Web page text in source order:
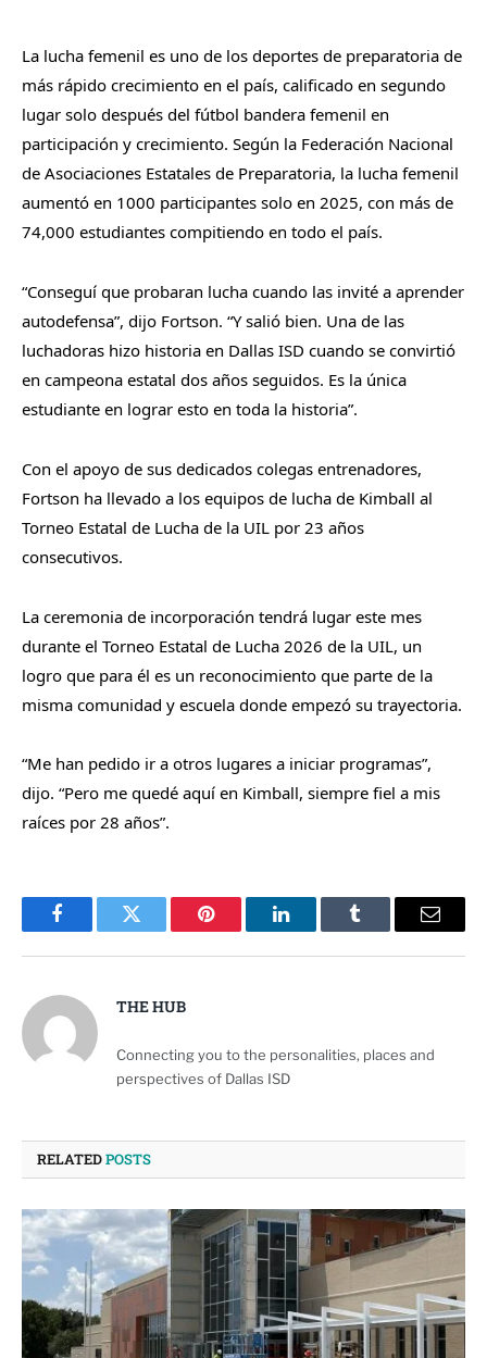
La lucha femenil es uno de los deportes de preparatoria de
más rápido crecimiento en el país, calificado en segundo
lugar solo después del fútbol bandera femenil en
participación y crecimiento. Según la Federación Nacional
de Asociaciones Estatales de Preparatoria, la lucha femenil
aumentó en 1000 participantes solo en 2025, con más de
74,000 estudiantes compitiendo en todo el país.
“Conseguí que probaran lucha cuando las invité a aprender
autodefensa”, dijo Fortson. “Y salió bien. Una de las
luchadoras hizo historia en Dallas ISD cuando se convirtió
en campeona estatal dos años seguidos. Es la única
estudiante en lograr esto en toda la historia”.
Con el apoyo de sus dedicados colegas entrenadores,
Fortson ha llevado a los equipos de lucha de Kimball al
Torneo Estatal de Lucha de la UIL por 23 años
consecutivos.
La ceremonia de incorporación tendrá lugar este mes
durante el Torneo Estatal de Lucha 2026 de la UIL, un
logro que para él es un reconocimiento que parte de la
misma comunidad y escuela donde empezó su trayectoria.
“Me han pedido ir a otros lugares a iniciar programas”,
dijo. “Pero me quedé aquí en Kimball, siempre fiel a mis
raíces por 28 años”.
FacebookTwitter Pinterest LinkedInTumblr Email
THE HUB
Connecting you to the personalities, places and
perspectives of Dallas ISD
RELATEDPOSTS